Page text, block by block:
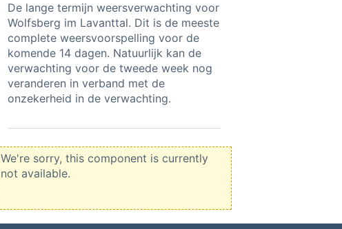
De lange termijn weersverwachting voor
Wolfsberg im Lavanttal. Dit is de meeste
complete weersvoorspelling voor de
komende 14 dagen. Natuurlijk kan de
verwachting voor de tweede week nog
veranderen in verband met de
onzekerheid in de verwachting.
We're sorry, this component is currently
not available.